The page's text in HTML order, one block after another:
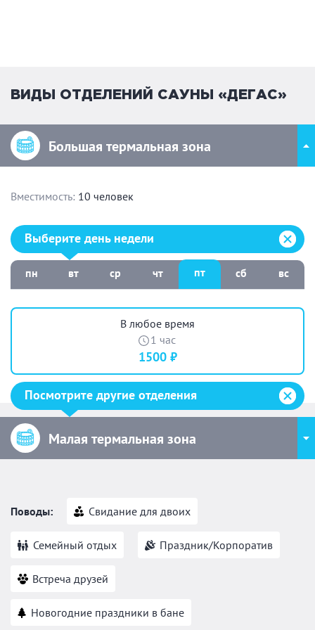
ВИДЫ ОТДЕЛЕНИЙ САУНЫ «ДЕГАС»
Большая термальная зона
Вместимость: 10 человек
Выберите день недели:
Выберите день недели
пн вт ср чт пт сб вс
В любое время
1 час
1500 ₽
Посмотрите другие отделения
Малая термальная зона
Поводы: Свидание для двоих
Семейный отдых Праздник/Корпоратив
Встреча друзей
Новогодние праздники в бане